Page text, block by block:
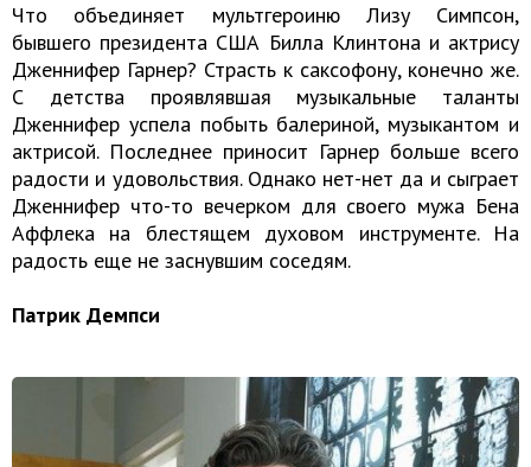
Что объединяет мультгероиню Лизу Симпсон,
бывшего президента США Билла Клинтона и актрису
Дженнифер Гарнер? Страсть к саксофону, конечно же.
С детства проявлявшая музыкальные таланты
Дженнифер успела побыть балериной, музыкантом и
актрисой. Последнее приносит Гарнер больше всего
радости и удовольствия. Однако нет-нет да и сыграет
Дженнифер что-то вечерком для своего мужа Бена
Аффлека на блестящем духовом инструменте. На
радость еще не заснувшим соседям.
Патрик Демпси